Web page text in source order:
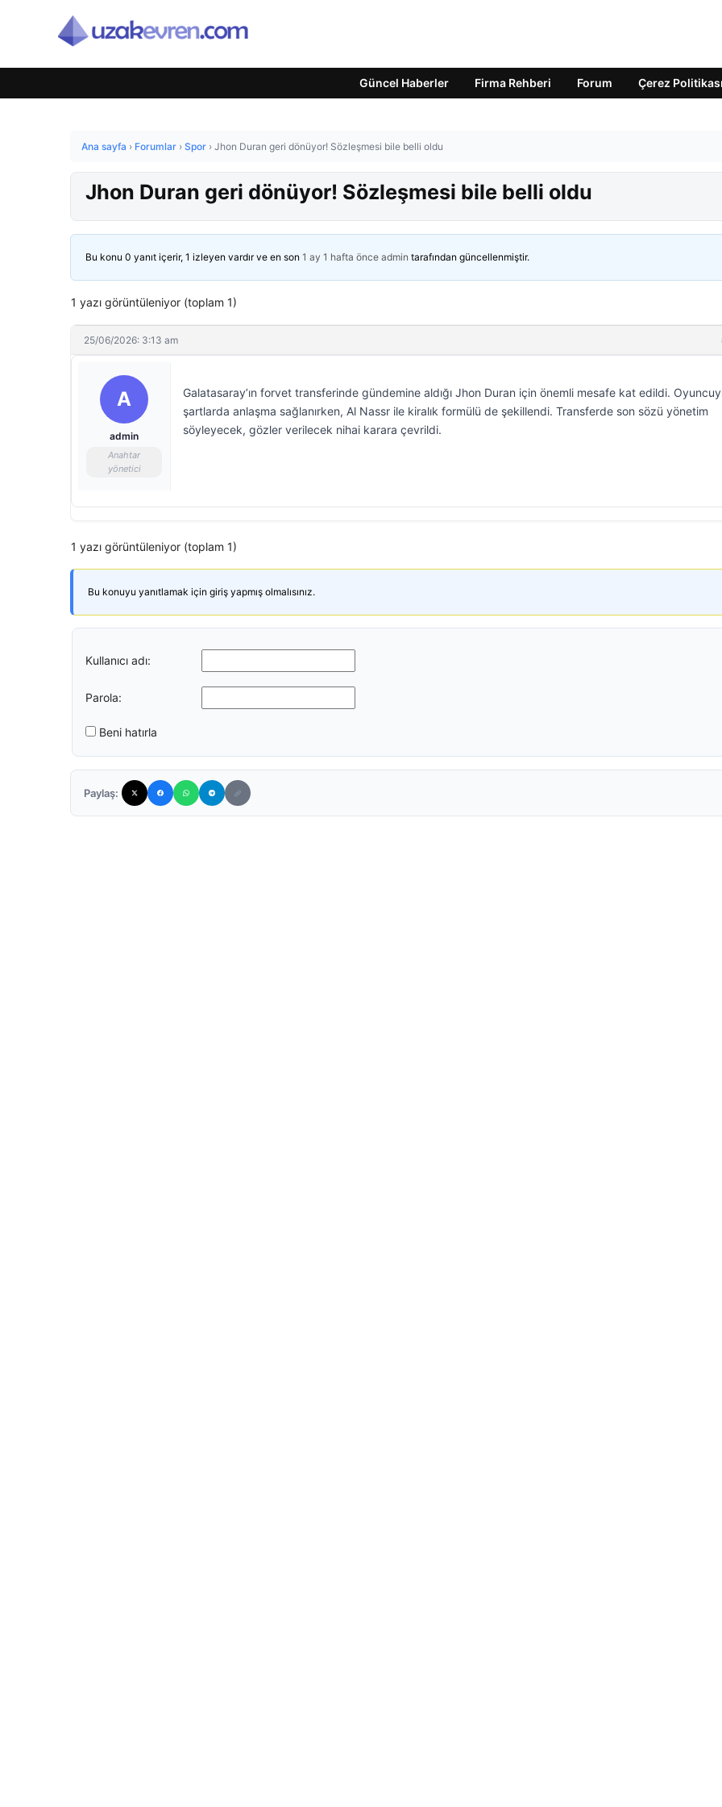
Güncel Haberler Firma Rehberi Forum Çerez Politikası
Ana sayfa › Forumlar › Spor › Jhon Duran geri dönüyor! Sözleşmesi bile belli oldu
Jhon Duran geri dönüyor! Sözleşmesi bile belli oldu
Bu konu 0 yanıt içerir, 1 izleyen vardır ve en son 1 ay 1 hafta önce admin tarafından güncellenmiştir.
1 yazı görüntüleniyor (toplam 1)
25/06/2026: 3:13 am
A
admin
Anahtar
yönetici
Galatasaray’ın forvet transferinde gündemine aldığı Jhon Duran için önemli mesafe kat edildi.
şartlarda anlaşma sağlanırken, Al Nassr ile kiralık formülü de şekillendi. Transferde son sözü yönetim
söyleyecek, gözler verilecek nihai karara çevrildi.
1 yazı görüntüleniyor (toplam 1)
Bu konuyu yanıtlamak için giriş yapmış olmalısınız.
Kullanıcı adı:
Parola:
Beni hatırla
Paylaş: